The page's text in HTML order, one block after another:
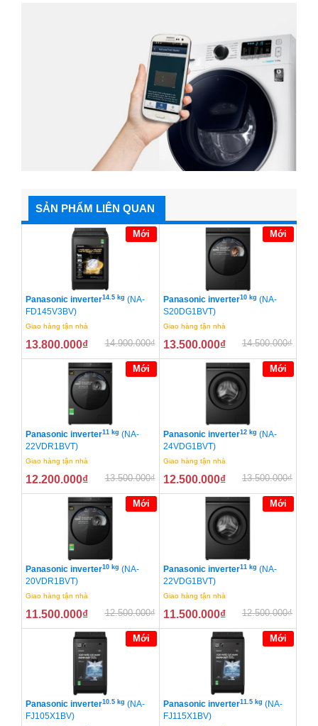
SẢN PHẨM LIÊN QUAN
Mới
Panasonic inverter14.5 kg (NA-
FD145V3BV)
Giao hàng tận nhà
13.800.000₫ 14.900.000₫
Mới
Panasonic inverter10 kg (NA-
S20DG1BVT)
Giao hàng tận nhà
13.500.000₫ 14.500.000₫
Mới
Panasonic inverter11 kg (NA-
22VDR1BVT)
Giao hàng tận nhà
12.200.000₫ 13.500.000₫
Mới
Panasonic inverter12 kg (NA-
24VDG1BVT)
Giao hàng tận nhà
12.500.000₫ 13.500.000₫
Mới
Panasonic inverter10 kg (NA-
20VDR1BVT)
Giao hàng tận nhà
11.500.000₫ 12.500.000₫
Mới
Panasonic inverter11 kg (NA-
22VDG1BVT)
Giao hàng tận nhà
11.500.000₫ 12.500.000₫
Mới
Panasonic inverter10.5 kg (NA-
FJ105X1BV)
Mới
Panasonic inverter11.5 kg (NA-
FJ115X1BV)